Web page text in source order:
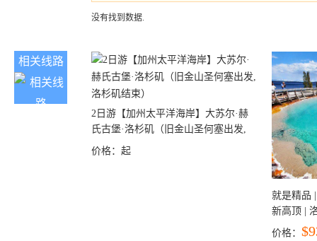
没有找到数据.
相关线路
2日游【加州太平洋海岸】大苏尔·赫
氏古堡·洛杉矶（旧金山圣何塞出发,
洛杉矶结束）
价格： 起
就是精品
新高顶 |
彩穴+马
价格：